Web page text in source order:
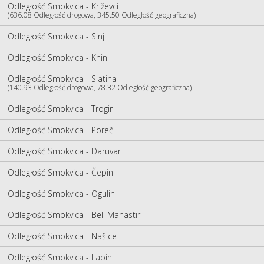
Odległość Smokvica - Križevci
(636.08 Odległość drogowa, 345.50 Odległość geograficzna)
Odległość Smokvica - Sinj
Odległość Smokvica - Knin
Odległość Smokvica - Slatina
(140.93 Odległość drogowa, 78.32 Odległość geograficzna)
Odległość Smokvica - Trogir
Odległość Smokvica - Poreč
Odległość Smokvica - Daruvar
Odległość Smokvica - Čepin
Odległość Smokvica - Ogulin
Odległość Smokvica - Beli Manastir
Odległość Smokvica - Našice
Odległość Smokvica - Labin